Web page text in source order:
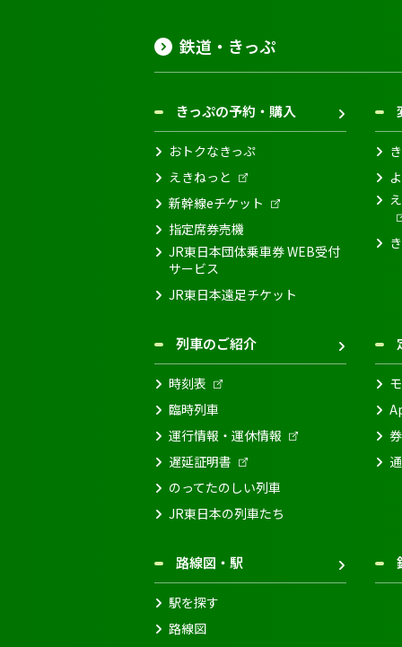
鉄道・きっぷ
きっぷの予約・購入
おトクなきっぷ
えきねっと
新幹線eチケット
指定席券売機
JR東日本団体乗車券 WEB受付
サービス
JR東日本遠足チケット
列車のご紹介
時刻表
臨時列車
運行情報・運休情報
遅延証明書
のってたのしい列車
JR東日本の列車たち
路線図・駅
駅を探す
路線図